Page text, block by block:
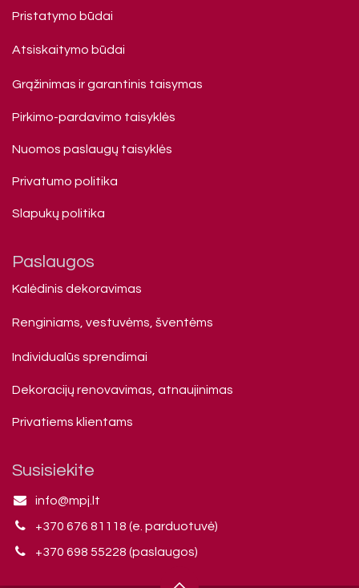
Pristatymo būdai
Atsiskaitymo būdai
Grąžinimas ir garantinis taisymas
Pirkimo-pardavimo taisyklės
Nuomos paslaugų taisyklės
Privatumo politika
Slapukų politika
Paslaugos
Kalėdinis dekoravimas
Renginiams, vestuvėms, šventėms
Individualūs sprendimai
Dekoracijų renovavimas, atnaujinimas
Privatiems klienta​ms
Susisiekite
info@mpj.lt
+370 676 81118 (e. parduotuvė)
+370 698 55228 (paslaugos)